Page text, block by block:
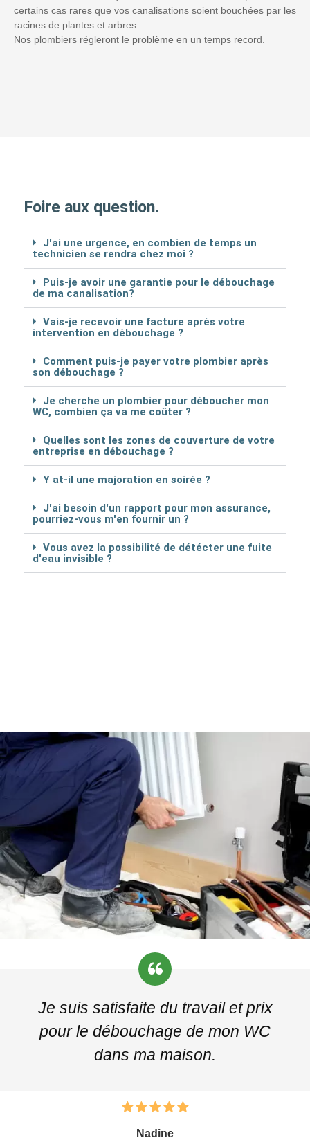
certains cas rares que vos canalisations soient bouchées par les
racines de plantes et arbres.
Nos plombiers régleront le problème en un temps record.
Foire aux question.
J'ai une urgence, en combien de temps un
technicien se rendra chez moi ?
Puis-je avoir une garantie pour le débouchage
de ma canalisation?
Vais-je recevoir une facture après votre
intervention en débouchage ?
Comment puis-je payer votre plombier après
son débouchage ?
Je cherche un plombier pour déboucher mon
WC, combien ça va me coûter ?
Quelles sont les zones de couverture de votre
entreprise en débouchage ?
Y at-il une majoration en soirée ?
J'ai besoin d'un rapport pour mon assurance,
pourriez-vous m'en fournir un ?
Vous avez la possibilité de détécter une fuite
d'eau invisible ?
Je suis satisfaite du travail et prix
pour le débouchage de mon WC
dans ma maison.
Nadine